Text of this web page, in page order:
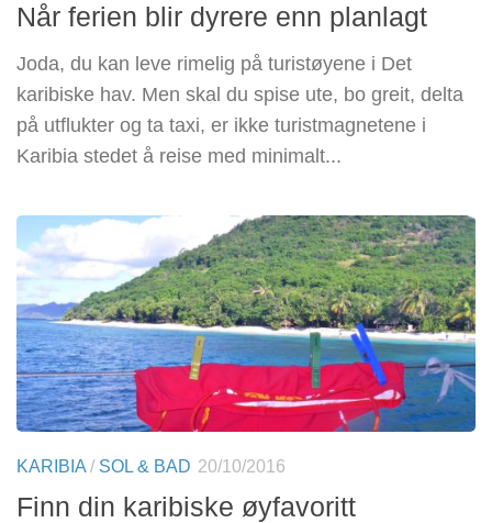
Når ferien blir dyrere enn planlagt
Joda, du kan leve rimelig på turistøyene i Det
karibiske hav. Men skal du spise ute, bo greit, delta
på utflukter og ta taxi, er ikke turistmagnetene i
Karibia stedet å reise med minimalt...
KARIBIA / SOL & BAD 20/10/2016
Finn din karibiske øyfavoritt